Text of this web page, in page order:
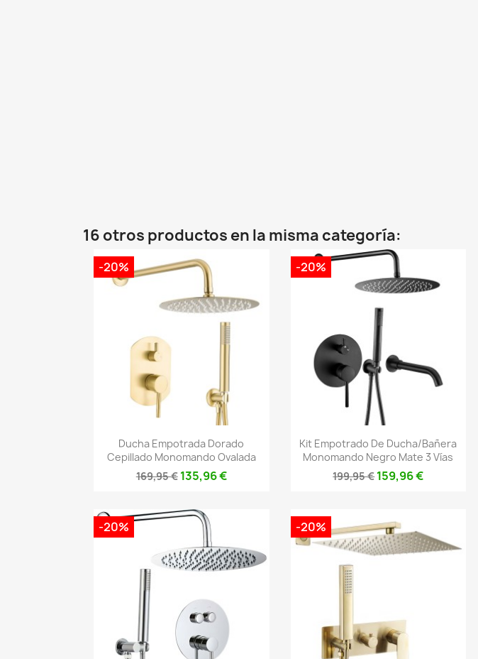
16 otros productos en la misma categoría:
Vista rápida
Ducha Empotrada Dorado
Cepillado Monomando Ovalada
169,95 € 135,96 €
-20%
Vista rápida
Kit Empotrado De Ducha/bañera
Monomando Negro Mate 3 Vías
199,95 €159,96 €
-20%
-20% -20%